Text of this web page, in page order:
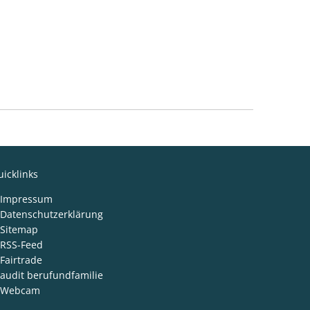
Impressum
Datenschutzerklärung
Sitemap
RSS-Feed
Fairtrade
audit berufundfamilie
Webcam